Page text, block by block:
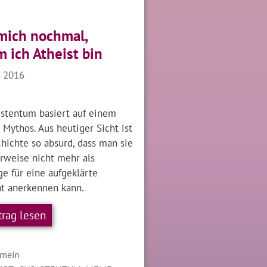
nochmal,
ich Atheist bin
2016
basiert auf einem
Aus heutiger Sicht ist
so absurd, dass man sie
nicht mehr als
für eine aufgeklärte
anerkennen kann.
lesen